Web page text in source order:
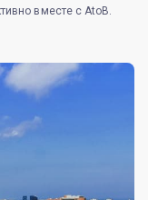
вместе с AtoB.